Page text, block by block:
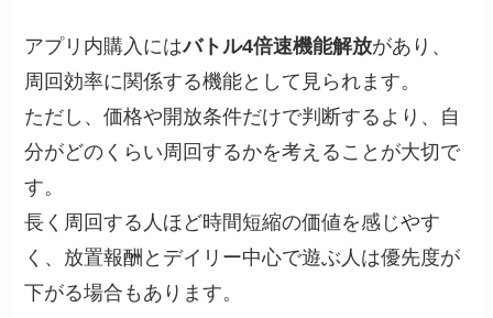
アプリ内購入にはバトル4倍速機能解放があり、
周回効率に関係する機能として見られます。
ただし、価格や開放条件だけで判断するより、自
分がどのくらい周回するかを考えることが大切で
す。
長く周回する人ほど時間短縮の価値を感じやす
く、放置報酬とデイリー中心で遊ぶ人は優先度が
下がる場合もあります。